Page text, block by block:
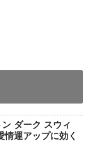
ン ダーク スウィ
情運アップに効く